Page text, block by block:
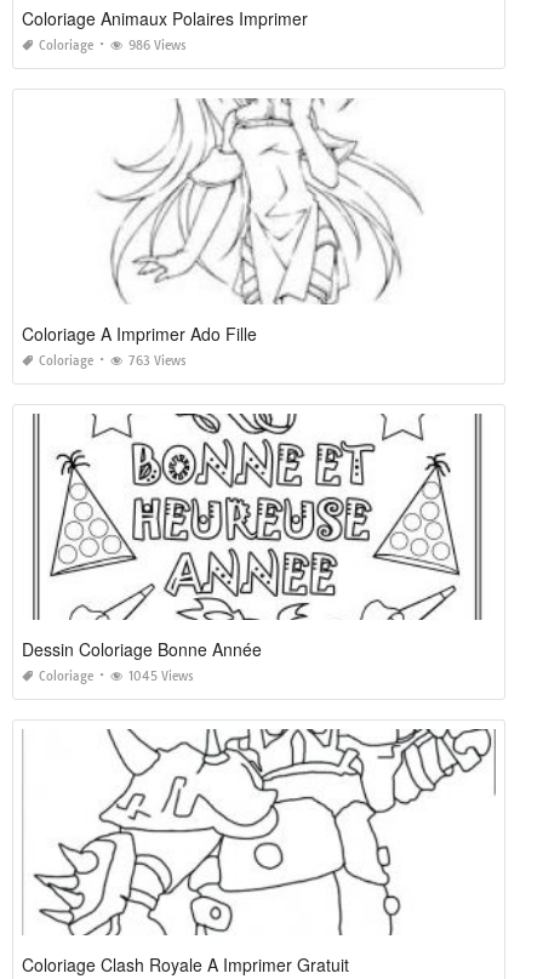
Coloriage Animaux Polaires Imprimer
Coloriage 986 Views
Coloriage A Imprimer Ado Fille
Coloriage 763 Views
Dessin Coloriage Bonne Année
Coloriage 1045 Views
Coloriage Clash Royale A Imprimer Gratuit